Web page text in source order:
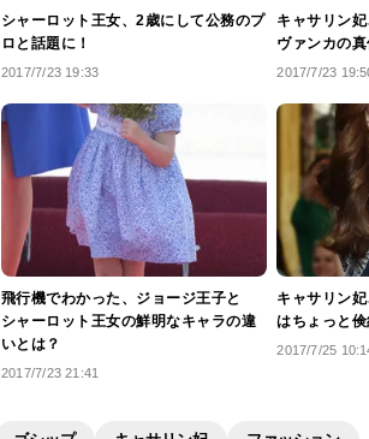
シャーロット王女、2歳にして公務のプ
ロと話題に！
2017/7/23 19:33
キャサリン
ヴァンカの
2017/7/23
飛行機でわかった、ジョージ王子と
シャーロット王女の鮮明なキャラの違
いとは？
2017/7/23 21:41
キャサリン
はちょっと
2017/7/25